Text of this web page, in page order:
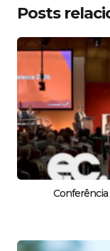
Posts